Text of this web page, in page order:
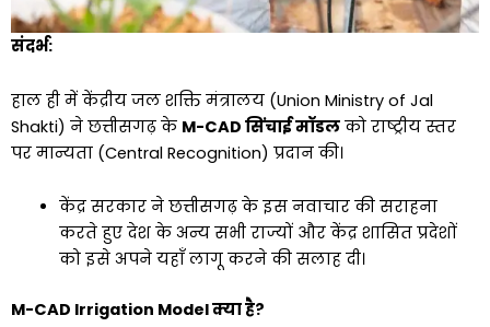
संदर्भ:
हाल ही में केंद्रीय जल शक्ति मंत्रालय (Union Ministry of Jal
Shakti) ने छत्तीसगढ़ के M-CAD सिंचाई मॉडल को राष्ट्रीय स्तर
पर मान्यता (Central Recognition) प्रदान की।
केंद्र सरकार ने छत्तीसगढ़ के इस नवाचार की सराहना
करते हुए देश के अन्य सभी राज्यों और केंद्र शासित प्रदेशों
को इसे अपने यहाँ लागू करने की सलाह दी।
M-CAD Irrigation Model क्या है?